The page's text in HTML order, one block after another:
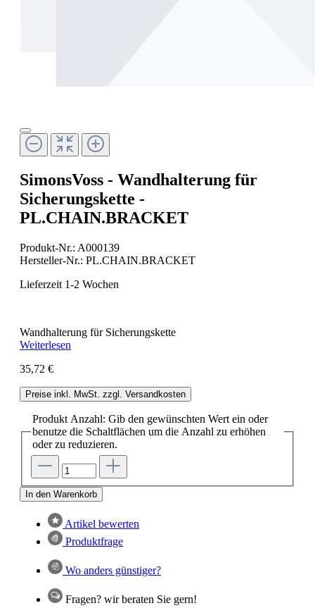
SimonsVoss - Wandhalterung für
Sicherungskette -
PL.CHAIN.BRACKET
Produkt-Nr.: A000139
Hersteller-Nr.: PL.CHAIN.BRACKET
Lieferzeit 1-2 Wochen
Wandhalterung für Sicherungskette
Weiterlesen
35,72 €
Preise inkl. MwSt. zzgl. Versandkosten
Produkt Anzahl: Gib den gewünschten Wert ein oder
benutze die Schaltflächen um die Anzahl zu erhöhen
oder zu reduzieren.
In den Warenkorb
Artikel bewerten
Produktfrage
Wo anders günstiger?
Fragen? wir beraten Sie gern!